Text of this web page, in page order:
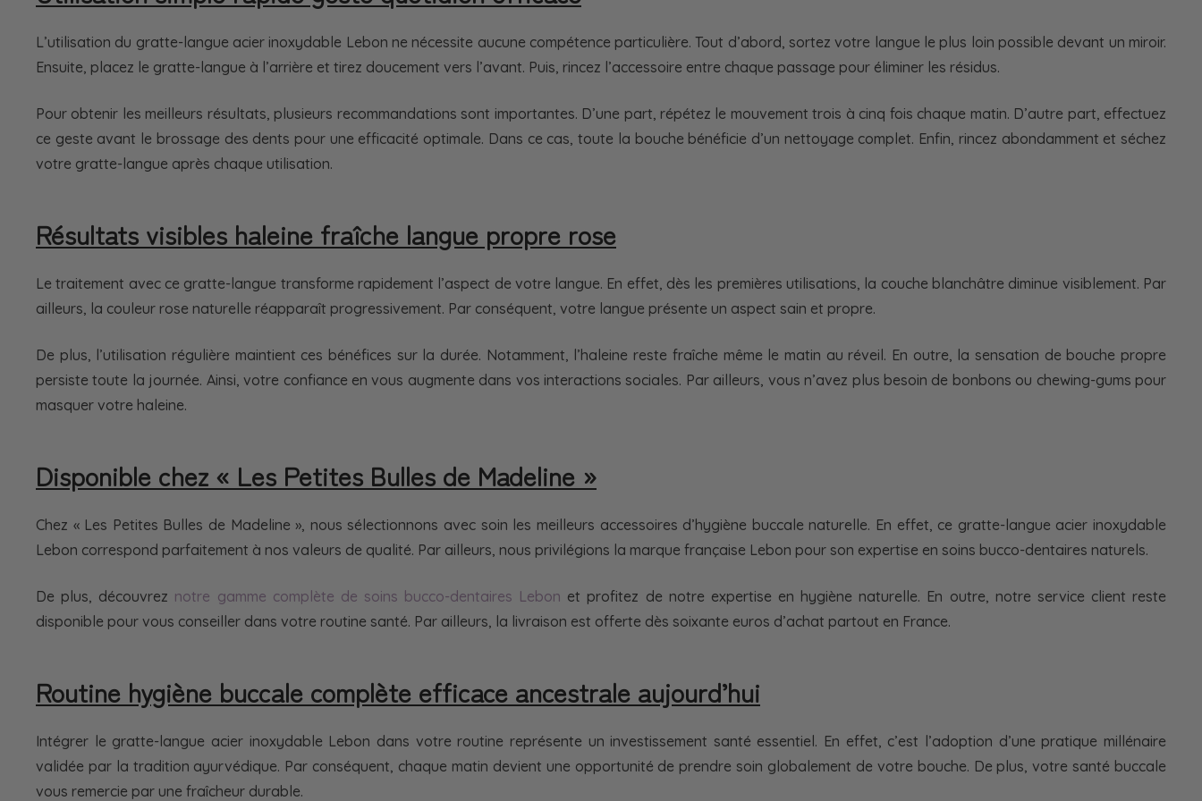
L’utilisation du gratte-langue acier inoxydable Lebon ne nécessite aucune compétence particulière. Tout d’abord, sortez votre langue le plus loin possible devant un miroir.
Ensuite, placez le gratte-langue à l’arrière et tirez doucement vers l’avant. Puis, rincez l’accessoire entre chaque passage pour éliminer les résidus.
Pour obtenir les meilleurs résultats, plusieurs recommandations sont importantes. D’une part, répétez le mouvement trois à cinq fois chaque matin. D’autre part, effectuez
ce geste avant le brossage des dents pour une efficacité optimale. Dans ce cas, toute la bouche bénéficie d’un nettoyage complet. Enfin, rincez abondamment et séchez
votre gratte-langue après chaque utilisation.
Résultats visibles haleine fraîche langue propre rose
Le traitement avec ce gratte-langue transforme rapidement l’aspect de votre langue. En effet, dès les premières utilisations, la couche blanchâtre diminue visiblement. Par
ailleurs, la couleur rose naturelle réapparaît progressivement. Par conséquent, votre langue présente un aspect sain et propre.
De plus, l’utilisation régulière maintient ces bénéfices sur la durée. Notamment, l’haleine reste fraîche même le matin au réveil. En outre, la sensation de bouche propre
persiste toute la journée. Ainsi, votre confiance en vous augmente dans vos interactions sociales. Par ailleurs, vous n’avez plus besoin de bonbons ou chewing-gums pour
masquer votre haleine.
Disponible chez « Les Petites Bulles de Madeline »
Chez « Les Petites Bulles de Madeline », nous sélectionnons avec soin les meilleurs accessoires d’hygiène buccale naturelle. En effet, ce gratte-langue acier inoxydable
Lebon correspond parfaitement à nos valeurs de qualité. Par ailleurs, nous privilégions la marque française Lebon pour son expertise en soins bucco-dentaires naturels.
De plus, découvrez notre gamme complète de soins bucco-dentaires Lebon et profitez de notre expertise en hygiène naturelle. En outre, notre service client reste
disponible pour vous conseiller dans votre routine santé. Par ailleurs, la livraison est offerte dès soixante euros d’achat partout en France.
Routine hygiène buccale complète efficace ancestrale aujourd’hui
Intégrer le gratte-langue acier inoxydable Lebon dans votre routine représente un investissement santé essentiel. En effet, c’est l’adoption d’une pratique millénaire
validée par la tradition ayurvédique. Par conséquent, chaque matin devient une opportunité de prendre soin globalement de votre bouche. De plus, votre santé buccale
vous remercie par une fraîcheur durable.